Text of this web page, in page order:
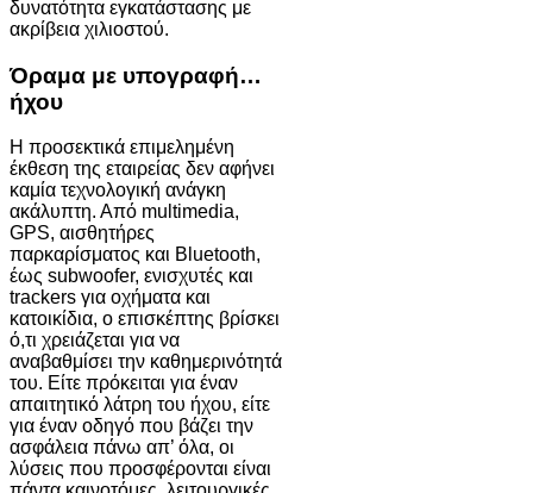
δυνατότητα εγκατάστασης με
ακρίβεια χιλιοστού.
Όραμα με υπογραφή…
ήχου
Η προσεκτικά επιμελημένη
έκθεση της εταιρείας δεν αφήνει
καμία τεχνολογική ανάγκη
ακάλυπτη. Από multimedia,
GPS, αισθητήρες
παρκαρίσματος και Bluetooth,
έως subwoofer, ενισχυτές και
trackers για οχήματα και
κατοικίδια, ο επισκέπτης βρίσκει
ό,τι χρειάζεται για να
αναβαθμίσει την καθημερινότητά
του. Είτε πρόκειται για έναν
απαιτητικό λάτρη του ήχου, είτε
για έναν οδηγό που βάζει την
ασφάλεια πάνω απ’ όλα, οι
λύσεις που προσφέρονται είναι